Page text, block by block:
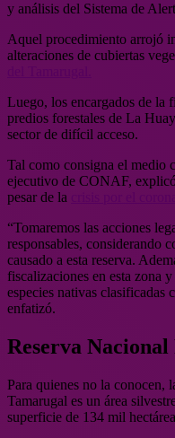
y análisis del Sistema de
Aquel procedimiento arrojó
alteraciones de cubiertas
Luego, los encargados de la
predios forestales de La
sector de difícil acceso.
Tal como consigna el medio
ejecutivo de CONAF,
pesar de la
“Tomaremos las acciones
responsables, considerando
causado a esta reserva.
fiscalizaciones en esta zona
especies nativas clasificadas
enfatizó.
Reserva
Para quienes no la conocen,
Tamarugal es un área
superficie de 134 mil